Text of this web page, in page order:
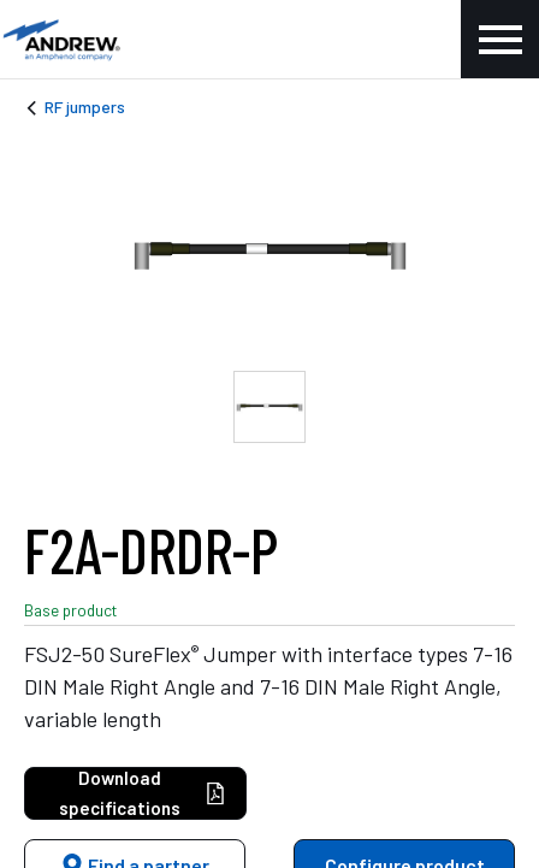
RF jumpers
F2A-DRDR-P
Base product
FSJ2-50 SureFlex® Jumper with interface types 7-16
DIN Male Right Angle and 7-16 DIN Male Right Angle,
variable length
Download
specifications